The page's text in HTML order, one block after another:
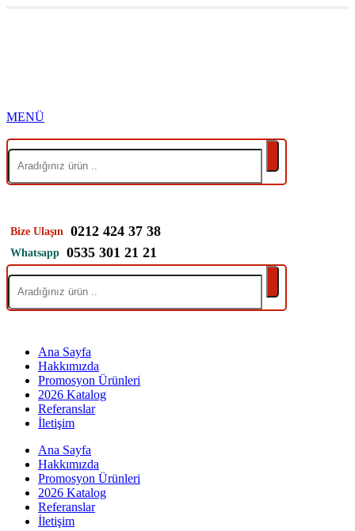
Bize Ulaşın 0212 424 37 38
Whatsapp 0535 301 21 21
Ana Sayfa
Hakkımızda
Promosyon Ürünleri
2026 Katalog
Referanslar
İletişim
Ana Sayfa
Hakkımızda
Promosyon Ürünleri
2026 Katalog
Referanslar
İletişim